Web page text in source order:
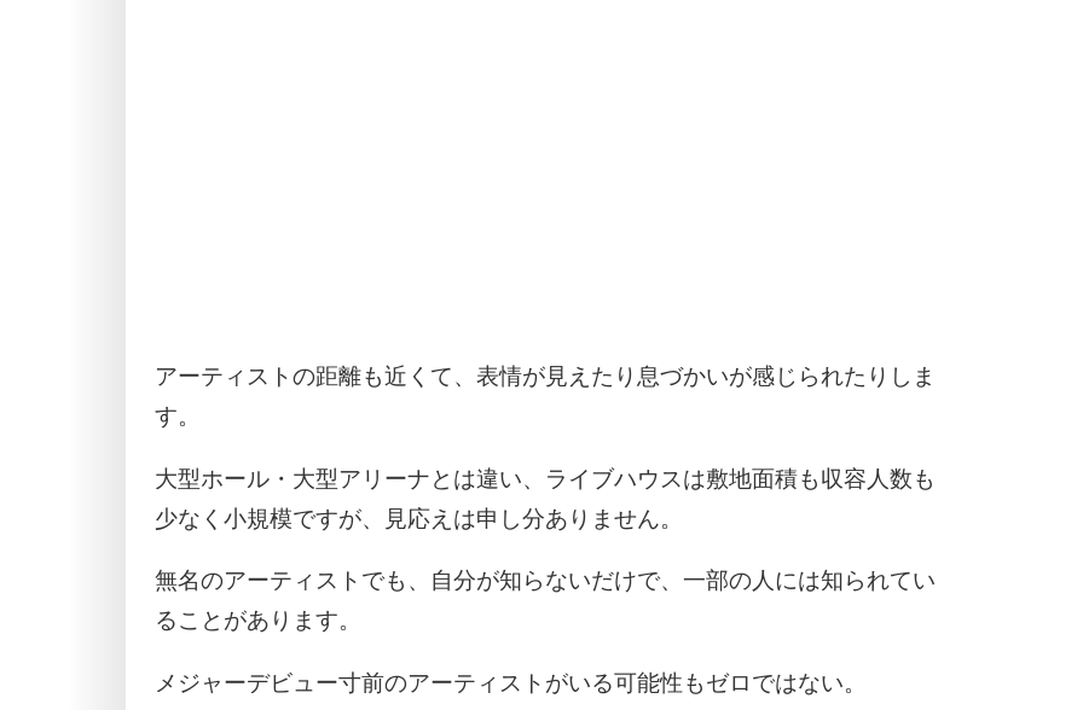
アーティストの距離も近くて、表情が見えたり息づかいが感じられたりしま
す。
大型ホール・大型アリーナとは違い、ライブハウスは敷地面積も収容人数も
少なく小規模ですが、見応えは申し分ありません。
無名のアーティストでも、自分が知らないだけで、一部の人には知られてい
ることがあります。
メジャーデビュー寸前のアーティストがいる可能性もゼロではない。